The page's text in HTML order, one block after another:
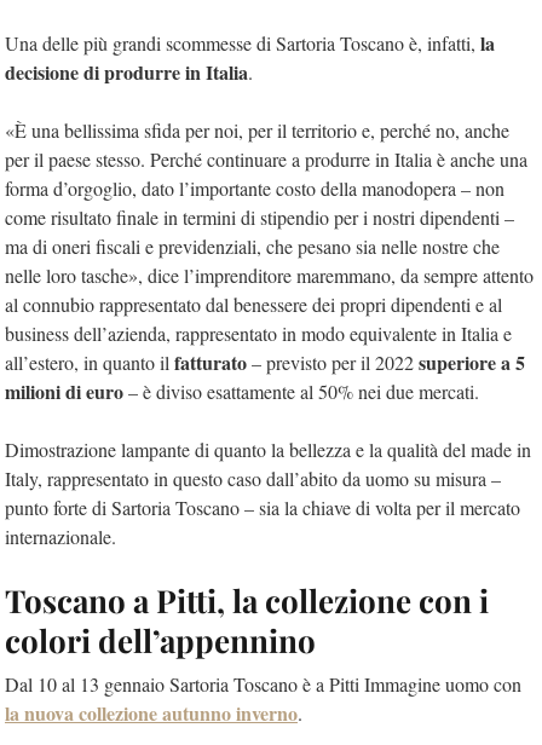
Una delle più grandi scommesse di Sartoria Toscano è, infatti, la
decisione di produrre in Italia.
«È una bellissima sfida per noi, per il territorio e, perché no, anche
per il paese stesso. Perché continuare a produrre in Italia è anche una
forma d’orgoglio, dato l’importante costo della manodopera – non
come risultato finale in termini di stipendio per i nostri dipendenti –
ma di oneri fiscali e previdenziali, che pesano sia nelle nostre che
nelle loro tasche», dice l’imprenditore maremmano, da sempre attento
al connubio rappresentato dal benessere dei propri dipendenti e al
business dell’azienda, rappresentato in modo equivalente in Italia e
all’estero, in quanto ilfatturato– previsto per il 2022superiore a 5
milioni di euro– è diviso esattamente al 50% nei due mercati.
Dimostrazione lampante di quanto la bellezza e la qualità del made in
Italy, rappresentato in questo caso dall’abito da uomo su misura –
punto forte di Sartoria Toscano – sia la chiave di volta per il mercato
internazionale.
Toscano a Pitti, la collezione con i
colori dell’appennino
Dal 10 al 13 gennaio Sartoria Toscano è a Pitti Immagine uomo con
la nuova collezione autunno inverno.